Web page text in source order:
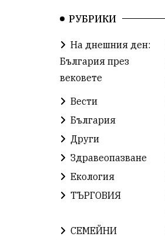
РУБРИКИ
На днешния ден:
България през
вековете
Вести
България
Други
Здравеопазване
Екология
ТЪРГОВИЯ
СЕМЕЙНИ